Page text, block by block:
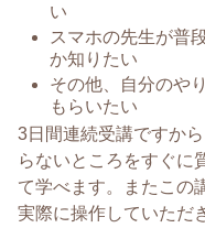
い
スマホの先生が普
か知りたい
その他、自分のや
もらいたい
3日間連続受講ですか
らないところをすぐに
て学べます。またこの
実際に操作していただ